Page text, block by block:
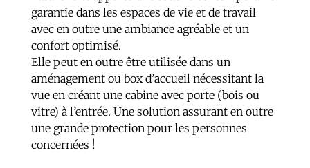
garantie dans les espaces de vie et de travail
avec en outre une ambiance agréable et un
confort optimisé.
Elle peut en outre être utilisée dans un
aménagement ou box d’accueil nécessitant la
vue en créant une cabine avec porte (bois ou
vitre) à l’entrée. Une solution assurant en outre
une grande protection pour les personnes
concernées !